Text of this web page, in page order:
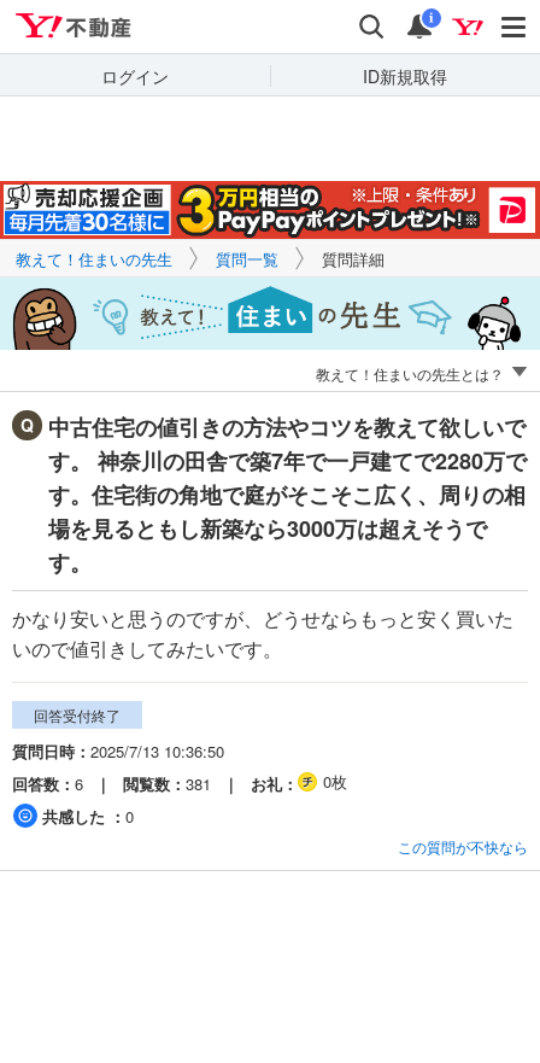
検索 通知
i
ログイン ID新規取得
キーワードで
質問を探す
教えて！住まいの先生 質問一覧 質問詳細
教えて！住まいの先生とは？
中古住宅の値引きの方法やコツを教えて欲しいで
す。 神奈川の田舎で築7年で一戸建てで2280万で
す。住宅街の角地で庭がそこそこ広く、周りの相
場を見るともし新築なら3000万は超えそうで
す。
かなり安いと思うのですが、どうせならもっと安く買いた
いので値引きしてみたいです。
回答受付終了
質問日時
2025/7/13 10:36:50
回答数
6 閲覧数 381 お礼
0枚
共感した
0
この質問が不快なら